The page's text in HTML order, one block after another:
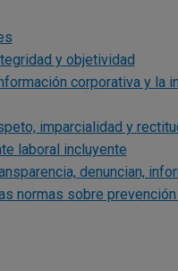
y objetividad
corporativa y la
imparcialidad y
laboral incluyente
denuncian,
normas sobre